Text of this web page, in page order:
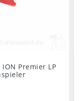
Premier LP